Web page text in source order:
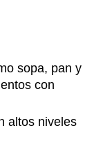
sopa, pan y
con
altos niveles